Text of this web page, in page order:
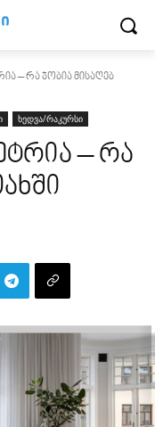
– რა ჯობია მისაღებ
ხედვა/რაკურსი
– რა